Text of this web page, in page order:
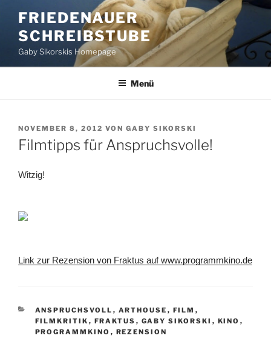
Inhalt
springen
FRIEDENAUER
SCHREIBSTUBE
Gaby Sikorskis Homepage
Menü
VERÖFFENTLICHT
AM
NOVEMBER 8, 2012 VON GABY SIKORSKI
Filmtipps für Anspruchsvolle!
Witzig!
Link zur Rezension von Fraktus auf www.programmkino.de
KATEGORIEN
ANSPRUCHSVOLL , ARTHOUSE , FILM ,
FILMKRITIK , FRAKTUS , GABY SIKORSKI , KINO ,
PROGRAMMKINO , REZENSION